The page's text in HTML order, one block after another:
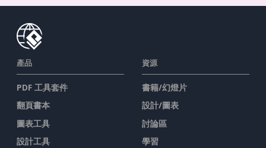
產品
PDF 工具套件
翻頁書本
圖表工具
設計工具
資源
書籍/幻燈片
設計/圖表
討論區
學習